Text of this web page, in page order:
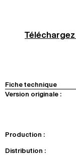
Fiche technique
Version originale :
Production :
Distribution :